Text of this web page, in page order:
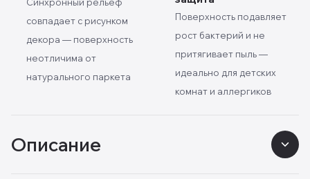
совпадает с рисунком
декора — поверхность
неотличима от
натурального паркета
Поверхность подавляет
рост бактерий и не
притягивает пыль —
идеально для детских
комнат и аллергиков
Описание